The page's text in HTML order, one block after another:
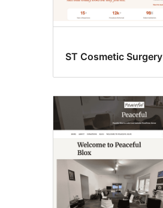
ST Cosmetic Surgery